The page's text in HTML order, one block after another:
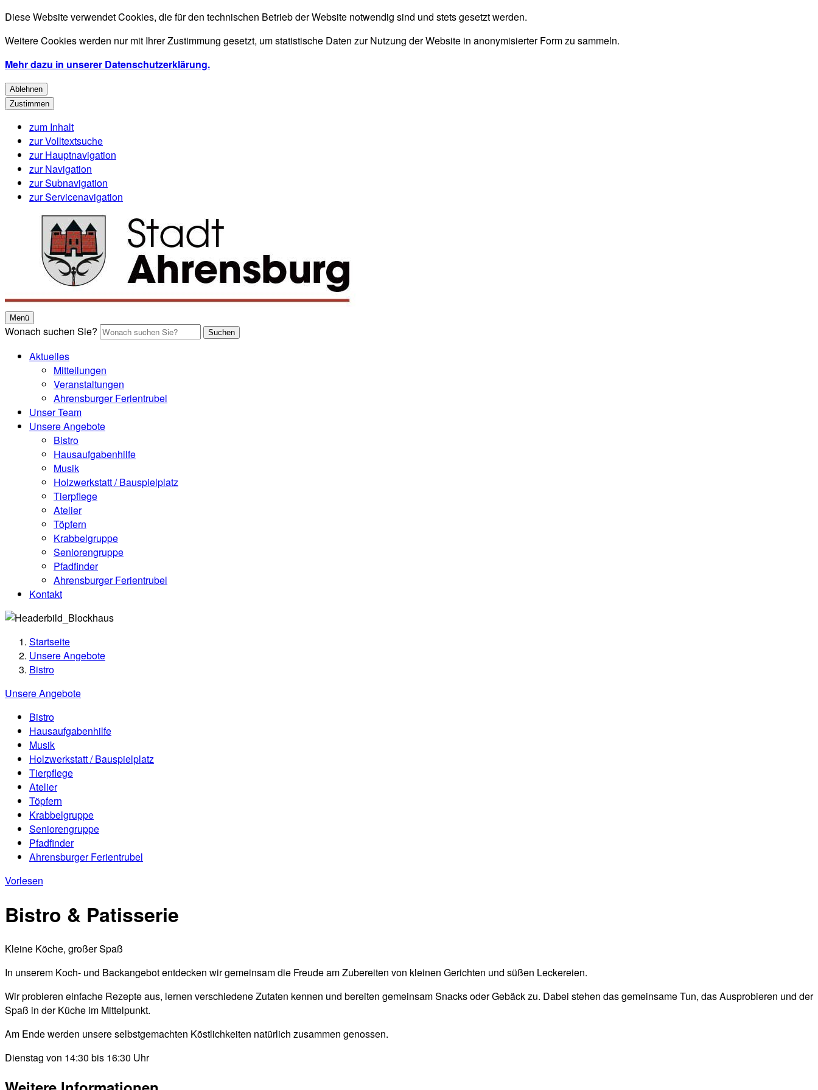
Diese Website verwendet Cookies, die für den technischen Betrieb der Website notwendig sind und stets gesetzt werden.
Weitere Cookies werden nur mit Ihrer Zustimmung gesetzt, um statistische Daten zur Nutzung der Website in anonymisierter Form zu sammeln.
Mehr dazu in unserer Datenschutzerklärung.
Ablehnen
Zustimmen
zum Inhalt
zur Volltextsuche
zur Hauptnavigation
zur Navigation
zur Subnavigation
zur Servicenavigation
Menü
Wonach suchen Sie? Suchen
Aktuelles
Mitteilungen
Veranstaltungen
Ahrensburger Ferientrubel
Unser Team
Unsere Angebote
Bistro
Hausaufgabenhilfe
Musik
Holzwerkstatt / Bauspielplatz
Tierpflege
Atelier
Töpfern
Krabbelgruppe
Seniorengruppe
Pfadfinder
Ahrensburger Ferientrubel
Kontakt
Startseite
Unsere Angebote
Bistro
Unsere Angebote
Bistro
Hausaufgabenhilfe
Musik
Holzwerkstatt / Bauspielplatz
Tierpflege
Atelier
Töpfern
Krabbelgruppe
Seniorengruppe
Pfadfinder
Ahrensburger Ferientrubel
Vorlesen
Bistro & Patisserie
Kleine Köche, großer Spaß
In unserem Koch- und Backangebot entdecken wir gemeinsam die Freude am Zubereiten von kleinen Gerichten und süßen Leckereien.
Wir probieren einfache Rezepte aus, lernen verschiedene Zutaten kennen und bereiten gemeinsam Snacks oder Gebäck zu. Dabei stehen das gemeinsame Tun, das Ausprobieren und der
Spaß in der Küche im Mittelpunkt.
Am Ende werden unsere selbstgemachten Köstlichkeiten natürlich zusammen genossen.
Dienstag von 14:30 bis 16:30 Uhr